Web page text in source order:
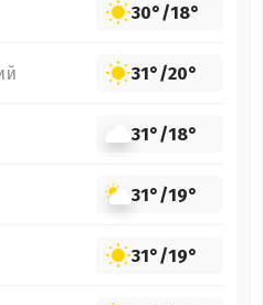
30°/18°
31°/20°
31°/18°
31°/19°
31°/19°